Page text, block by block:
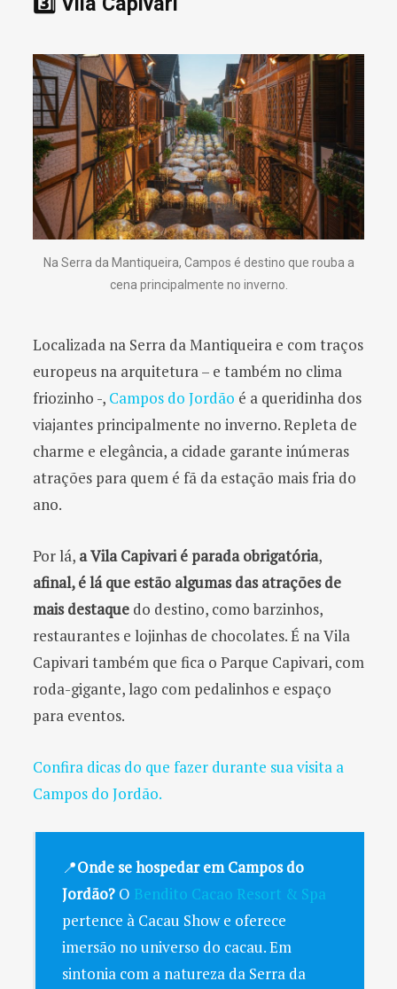
Na Serra da Mantiqueira, Campos é destino que rouba a
cena principalmente no inverno.
Localizada na Serra da Mantiqueira e com traços
europeus na arquitetura – e também no clima
friozinho -, Campos do Jordão é a queridinha dos
viajantes principalmente no inverno. Repleta de
charme e elegância, a cidade garante inúmeras
atrações para quem é fã da estação mais fria do
ano.
Por lá, a Vila Capivari é parada obrigatória,
afinal, é lá que estão algumas das atrações de
mais destaque do destino, como barzinhos,
restaurantes e lojinhas de chocolates. É na Vila
Capivari também que fica o Parque Capivari, com
roda-gigante, lago com pedalinhos e espaço
para eventos.
Confira dicas do que fazer durante sua visita a
Campos do Jordão.
📍Onde se hospedar em Campos do
Jordão? O Bendito Cacao Resort & Spa
pertence à Cacau Show e oferece
imersão no universo do cacau. Em
sintonia com a natureza da Serra da